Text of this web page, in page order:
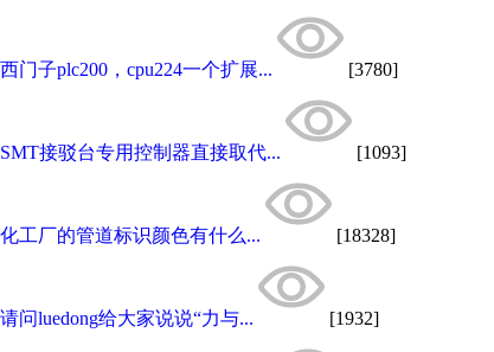
西门子plc200，cpu224一个扩展... [3780]
SMT接驳台专用控制器直接取代... [1093]
化工厂的管道标识颜色有什么... [18328]
请问luedong给大家说说“力与... [1932]